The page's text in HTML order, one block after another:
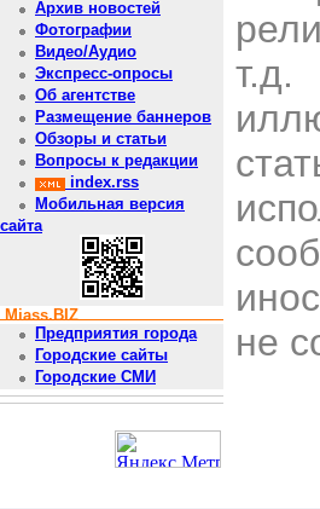
Архив новостей
Фотографии
Видео/Аудио
Экспресс-опросы
Об агентстве
Размещение баннеров
Обзоры и статьи
Вопросы к редакции
index.rss
Мобильная версия
сайта
Miass.BIZ
Предприятия города
Городские сайты
Городские СМИ
не